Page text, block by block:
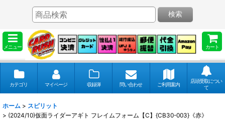
メニュー カート
検索
カテゴリ マイページ 収録弾 問い合わせ ご利用案内
店頭受取につい
て
ホーム > スピリット
> (2024/10)仮面ライダーアギト フレイムフォーム【C】{CB30-003}《赤》